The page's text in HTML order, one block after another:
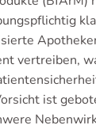
vertreiben,
ist